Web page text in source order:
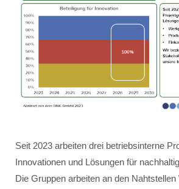
Seit 2023 arbeiten drei betriebsinterne
Innovationen und Lösungen für
Die Gruppen arbeiten an den